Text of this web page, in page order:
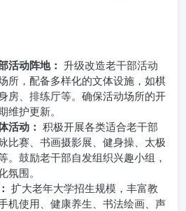
活动阵地： 升级改造老干部活动
所，配备多样化的文体设施，如棋
房、排练厅等。确保活动场所的开
维护更新。
活动： 积极开展各类适合老干部
比赛、书画摄影展、健身操、太极
。鼓励老干部自发组织兴趣小组，
氛围。
扩大老年大学招生规模，丰富教
机使用、健康养生、书法绘画、声